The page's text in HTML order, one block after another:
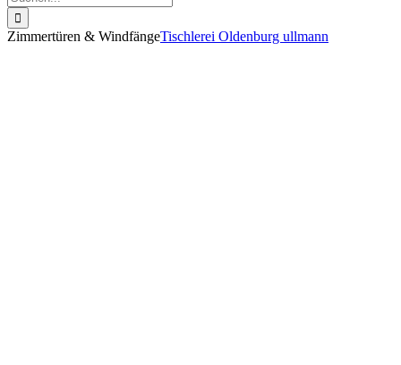
nach:
Zimmertüren & WindfängeTischlerei Oldenburg ullmann